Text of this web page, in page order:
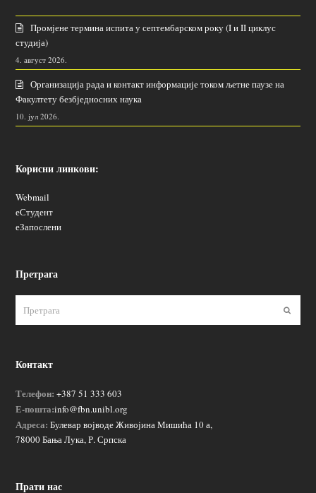
Промјене термина испита у септембарском року (I и II циклус
студија)
4. август 2026.
Организација рада и контакт информације током љетне паузе на
Факултету безбједносних наука
10. јул 2026.
Корисни линкови:
Webmail
еСтудент
еЗапослени
Претрага
Контакт
Телефон: +387 51 333 603
Е-пошта:info@fbn.unibl.org
Адреса: Булевар војводе Живојина Мишића 10 а,
78000 Бања Лука, Р. Српска
Прати нас